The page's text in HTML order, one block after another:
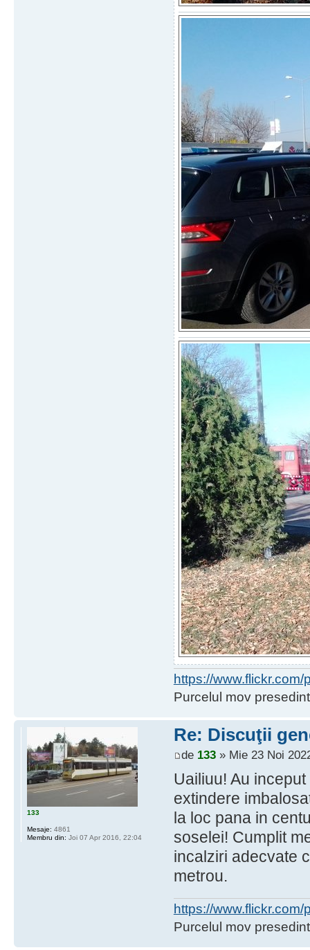
https://
Purcelul mov
Re: Discuţii
de 133» Mie 23 Noi
Uailiuu! Au
extindere
la loc pana in
soselei! Cumplit
incalziri adecvate
metrou.
https://
Purcelul mov
133
Mesaje: 4861
Membru din: Joi 07 Apr 2016, 22:04